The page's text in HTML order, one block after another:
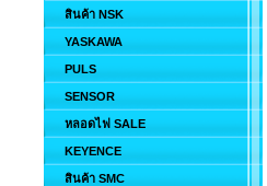
สินค้า NSK
YASKAWA
PULS
SENSOR
หลอดไฟ SALE
KEYENCE
สินค้า SMC